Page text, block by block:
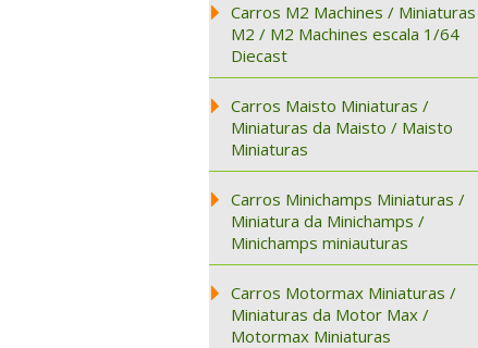
Carros M2 Machines / Miniaturas
M2 / M2 Machines escala 1/64
Diecast
Carros Maisto Miniaturas /
Miniaturas da Maisto / Maisto
Miniaturas
Carros Minichamps Miniaturas /
Miniatura da Minichamps /
Minichamps miniauturas
Carros Motormax Miniaturas /
Miniaturas da Motor Max /
Motormax Miniaturas